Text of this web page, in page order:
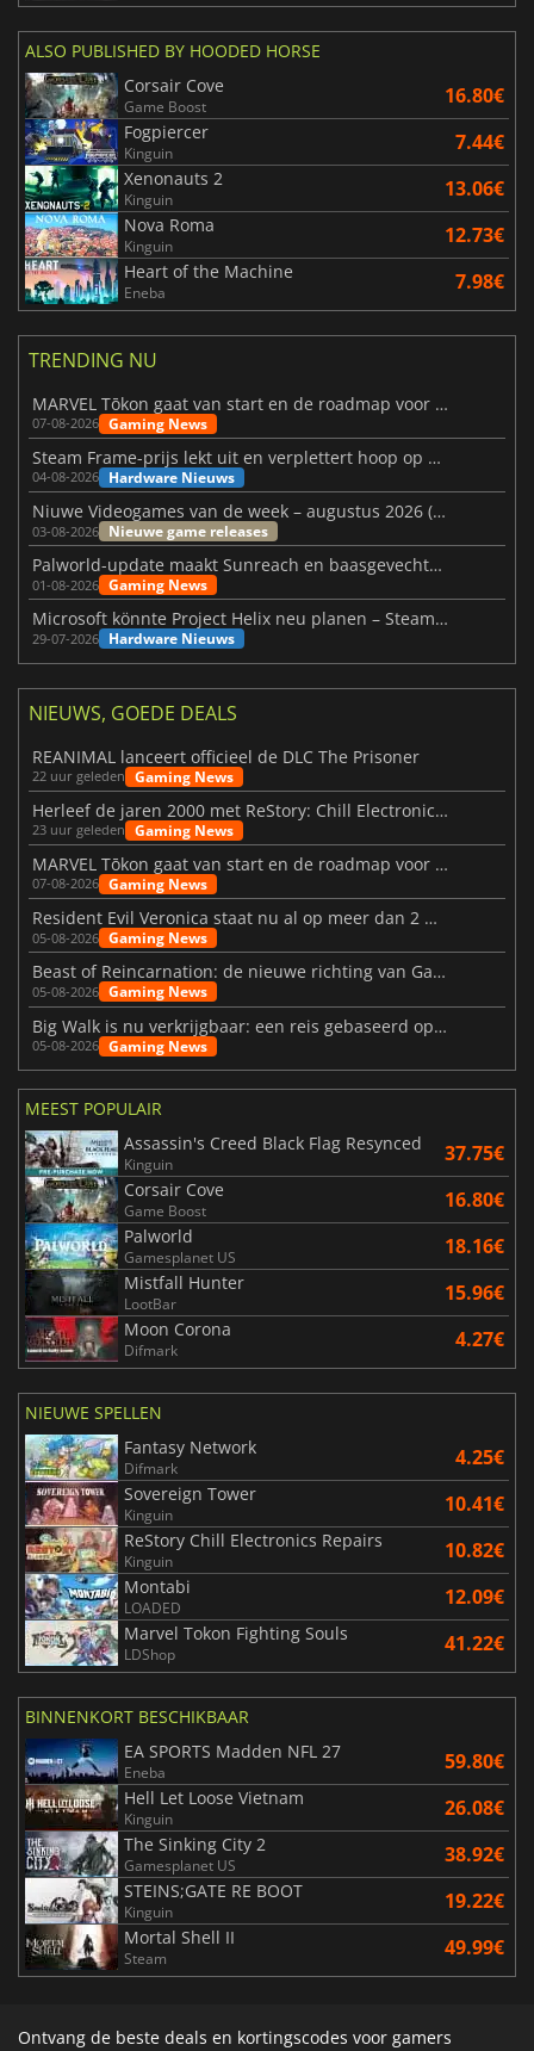
ALSO PUBLISHED BY HOODED HORSE
Corsair Cove
Game Boost 16.80€
Fogpiercer
Kinguin 7.44€
Xenonauts 2
Kinguin 13.06€
Nova Roma
Kinguin 12.73€
Heart of the Machine
Eneba 7.98€
TRENDING NU
MARVEL Tōkon gaat van start en de roadmap voor jaar 1 is bekendgemaakt
07-08-2026 Gaming News
Steam Frame-prijs lekt uit en verplettert hoop op betaalbare VR
04-08-2026 Hardware Nieuws
Niuwe Videogames van de week – augustus 2026 (week 32)
03-08-2026 Nieuwe game releases
Palworld-update maakt Sunreach en baasgevechten stabieler
01-08-2026 Gaming News
Microsoft könnte Project Helix neu planen – Steam-Support wackelt
29-07-2026 Hardware Nieuws
NIEUWS, GOEDE DEALS
REANIMAL lanceert officieel de DLC The Prisoner
22 uur geleden Gaming News
Herleef de jaren 2000 met ReStory: Chill Electronics Repairs
23 uur geleden Gaming News
MARVEL Tōkon gaat van start en de roadmap voor jaar 1 is bekendgemaakt
07-08-2026 Gaming News
Resident Evil Veronica staat nu al op meer dan 2 miljoen verlanglijstjes
05-08-2026 Gaming News
Beast of Reincarnation: de nieuwe richting van Game Freak
05-08-2026 Gaming News
Big Walk is nu verkrijgbaar: een reis gebaseerd op vriendschap
05-08-2026 Gaming News
MEEST POPULAIR
Assassin's Creed Black Flag Resynced
Kinguin 37.75€
Corsair Cove
Game Boost 16.80€
Palworld
Gamesplanet US 18.16€
Mistfall Hunter
LootBar 15.96€
Moon Corona
Difmark 4.27€
NIEUWE SPELLEN
Fantasy Network
Difmark 4.25€
Sovereign Tower
Kinguin 10.41€
ReStory Chill Electronics Repairs
Kinguin 10.82€
Montabi
LOADED 12.09€
Marvel Tokon Fighting Souls
LDShop 41.22€
BINNENKORT BESCHIKBAAR
EA SPORTS Madden NFL 27
Eneba 59.80€
Hell Let Loose Vietnam
Kinguin 26.08€
The Sinking City 2
Gamesplanet US 38.92€
STEINS;GATE RE BOOT
Kinguin 19.22€
Mortal Shell II
Steam 49.99€
Ontvang de beste deals en kortingscodes voor gamers